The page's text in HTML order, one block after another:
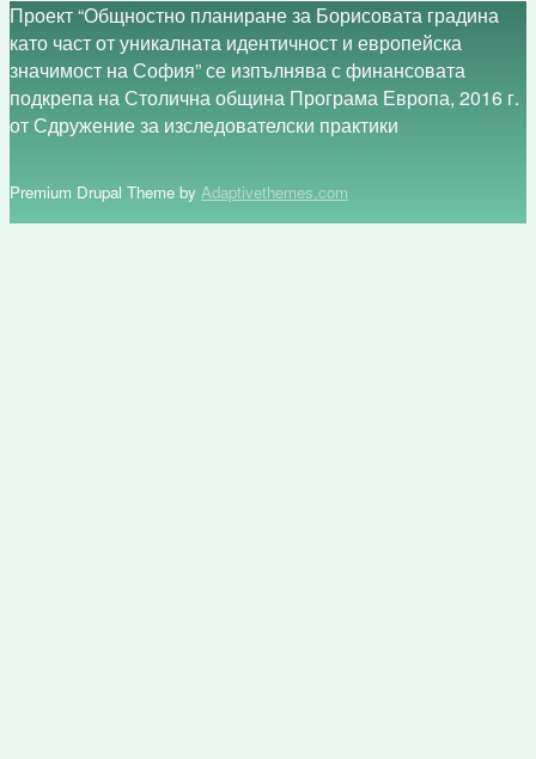
Проект “Общностно планиране за Борисовата градина
като част от уникалната идентичност и европейска
значимост на София” се изпълнява с финансовата
подкрепа на Столична община Програма Европа, 2016 г.
от Сдружение за изследователски практики
Premium Drupal Theme by Adaptivethemes.com